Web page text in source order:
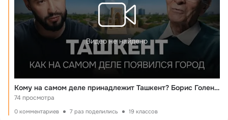
Видео не найдено
Кому на самом деле принадлежит Ташкент? Борис Голендер в самом шокирующем выпуске подкаста
74 просмотра
0 комментариев 7 раз поделились 19 классов